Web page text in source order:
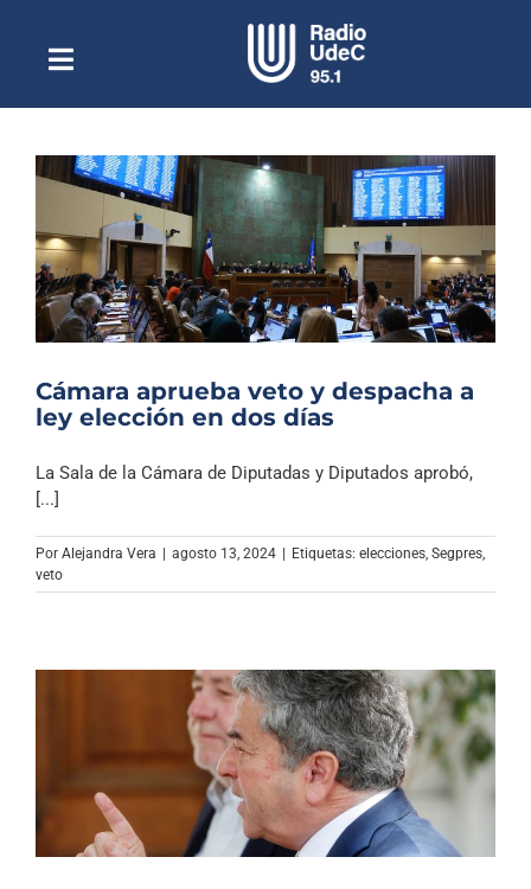
contenidoToggle
NavigationEscuchar Radio UdeC en vivo
Quiénes Somos
Programación
Podcast
Noticias
Columnas
Archivo Sonoro
Cámara aprueba veto y despacha a
ley elección en dos días
La Sala de la Cámara de Diputadas y Diputados aprobó,
[...]
Por Alejandra Vera | agosto 13, 2024 | Etiquetas: elecciones Segpres
veto